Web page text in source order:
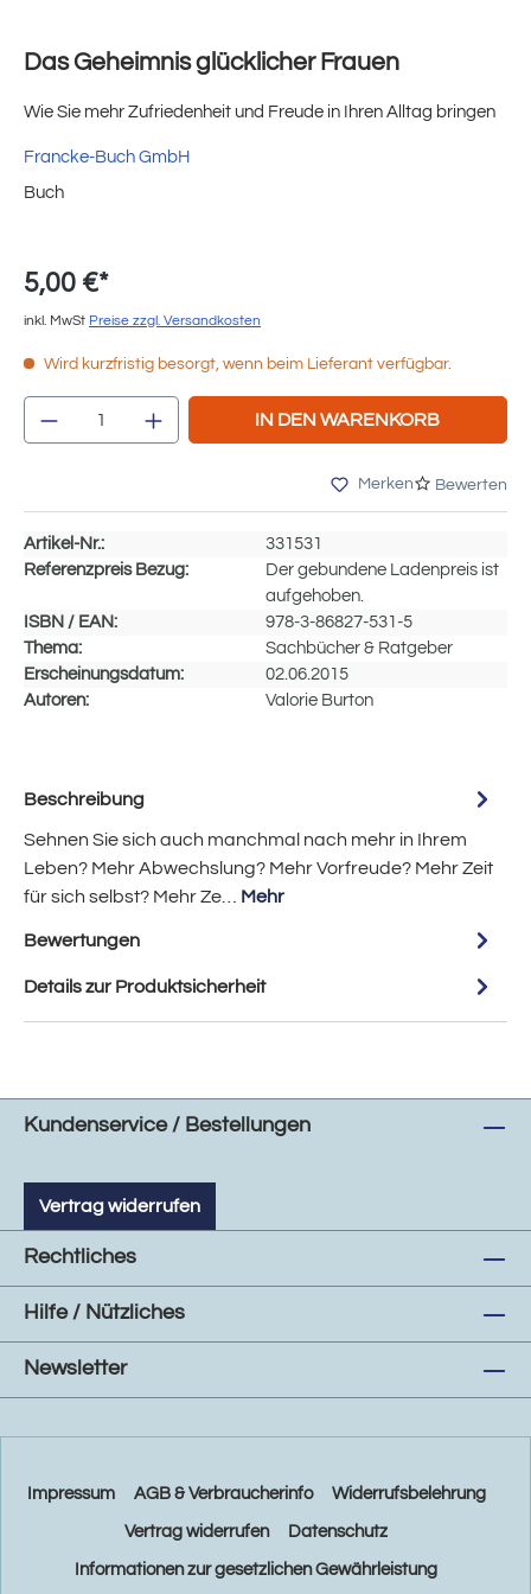
Das Geheimnis glücklicher Frauen
Wie Sie mehr Zufriedenheit und Freude in Ihren Alltag bringen
Francke-Buch GmbH
Buch
5,00 €*
inkl. MwSt Preise zzgl. Versandkosten
Wird kurzfristig besorgt, wenn beim Lieferant verfügbar.
Produkt Anzahl: Gib den gewünschten
IN DEN WARENKORB
Merken Bewerten
Artikel-Nr.:
331531
Referenzpreis Bezug:
Der gebundene Ladenpreis ist
aufgehoben.
ISBN / EAN:
978-3-86827-531-5
Thema:
Sachbücher & Ratgeber
Erscheinungsdatum:
02.06.2015
Autoren:
Valorie Burton
Beschreibung
Sehnen Sie sich auch manchmal nach mehr in Ihrem
Leben? Mehr Abwechslung? Mehr Vorfreude? Mehr Zeit
für sich selbst? Mehr Ze… Mehr
Bewertungen
Details zur Produktsicherheit
Kundenservice / Bestellungen
Vertrag widerrufen
Rechtliches
Hilfe / Nützliches
Newsletter
Impressum AGB & Verbraucherinfo Widerrufsbelehrung
Vertrag widerrufen Datenschutz
Informationen zur gesetzlichen Gewährleistung